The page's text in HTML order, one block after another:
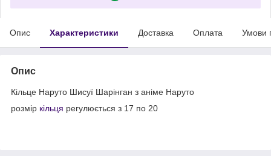
Опис Характеристики Доставка Оплата Умови
Опис
Кільце Наруто Шисуї Шарінган з аніме Наруто
розмір кільця регулюється з 17 по 20